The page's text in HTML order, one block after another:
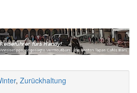
, Zurückhaltung